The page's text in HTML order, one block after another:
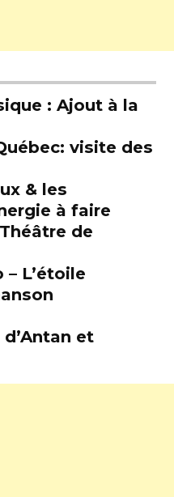
: Ajout à la
visite des
& les
à faire
de
L’étoile
et